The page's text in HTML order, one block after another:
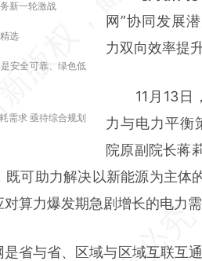
新一轮激战
选
安全可靠、绿色低
需求 亟待综合规划
总结而成，可
差。不代表财
网”协同发展
力双向效率提升
11月13日，
力与电力平衡
院原副院长蒋
既可助力解决以新能源为主体
算力爆发期急剧增长的电力需
与省、区域与区域互联互通